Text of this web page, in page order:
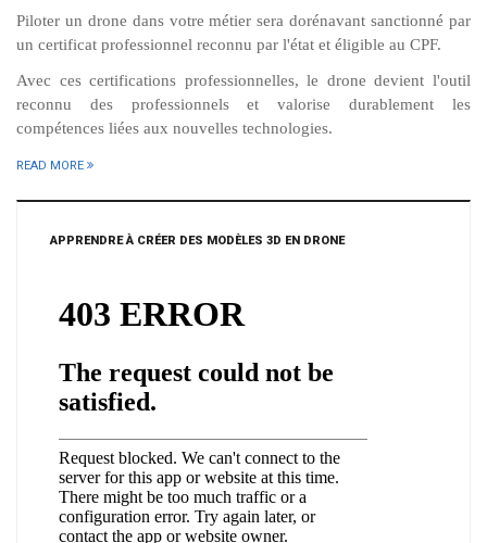
Piloter un drone dans votre métier sera dorénavant sanctionné par
un certificat professionnel reconnu par l'état et éligible au CPF.
Avec ces certifications professionnelles, le drone devient l'outil
reconnu des professionnels et valorise durablement les
compétences liées aux nouvelles technologies.
READ MORE
APPRENDRE À CRÉER DES MODÈLES 3D EN DRONE